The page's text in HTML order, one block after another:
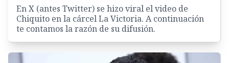
En X (antes Twitter) se hizo viral el video de
Chiquito en la cárcel La Victoria. A continuación
te contamos la razón de su difusión.